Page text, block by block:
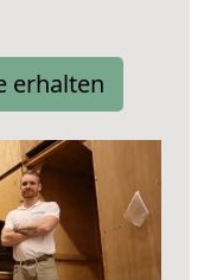
erhalten